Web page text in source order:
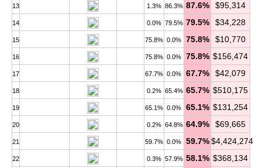
13 1.3% 86.3% 87.6% $95,314
14 0.0% 79.5% 79.5% $34,228
15 75.8% 0.0% 75.8% $10,770
16 75.8% 0.0% 75.8% $156,474
17 67.7% 0.0% 67.7% $42,079
18 0.2% 65.4% 65.7% $510,175
19 65.1% 0.0% 65.1% $131,254
20 0.2% 64.8% 64.9% $69,665
21 59.7% 0.0% 59.7% $4,424,274
22 0.3% 57.9% 58.1% $368,134